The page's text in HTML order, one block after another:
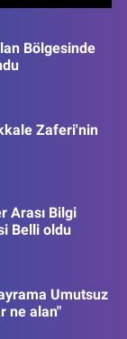
Bölgesinde
Zaferi'nin
Arası Bilgi
Belli oldu
Umutsuz
ne alan"